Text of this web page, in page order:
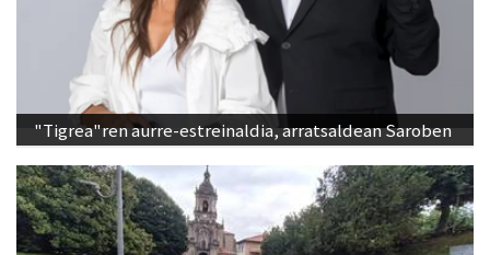
"Tigrea"ren aurre-estreinaldia, arratsaldean Saroben